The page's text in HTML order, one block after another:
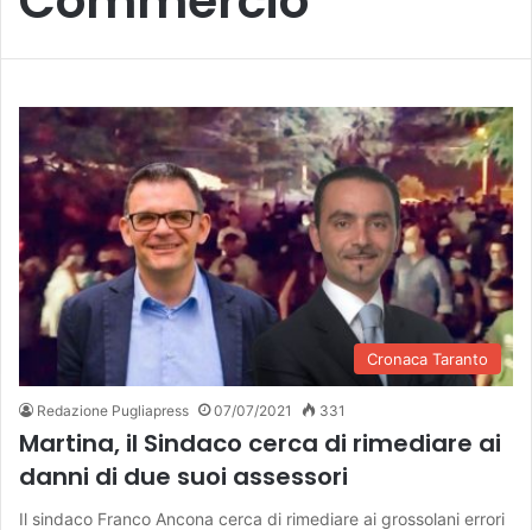
Cronaca Taranto
Redazione Pugliapress 07/07/2021 331
Martina, il Sindaco cerca di rimediare ai
danni di due suoi assessori
Il sindaco Franco Ancona cerca di rimediare ai grossolani errori